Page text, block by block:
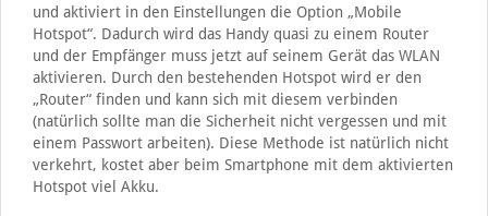
und aktiviert in den Einstellungen die Option „Mobile
Hotspot“. Dadurch wird das Handy quasi zu einem Router
und der Empfänger muss jetzt auf seinem Gerät das WLAN
aktivieren. Durch den bestehenden Hotspot wird er den
„Router“ finden und kann sich mit diesem verbinden
(natürlich sollte man die Sicherheit nicht vergessen und mit
einem Passwort arbeiten). Diese Methode ist natürlich nicht
verkehrt, kostet aber beim Smartphone mit dem aktivierten
Hotspot viel Akku.